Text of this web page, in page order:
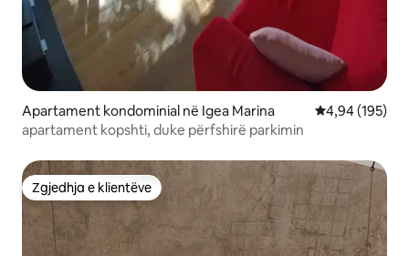
Apartament kondominial në Igea Marina Vlerësimi
4,94 (195)
apartament kopshti, duke përfshirë parkimin
Zgjedhja e klientëve
Zgjedhja e klientëve